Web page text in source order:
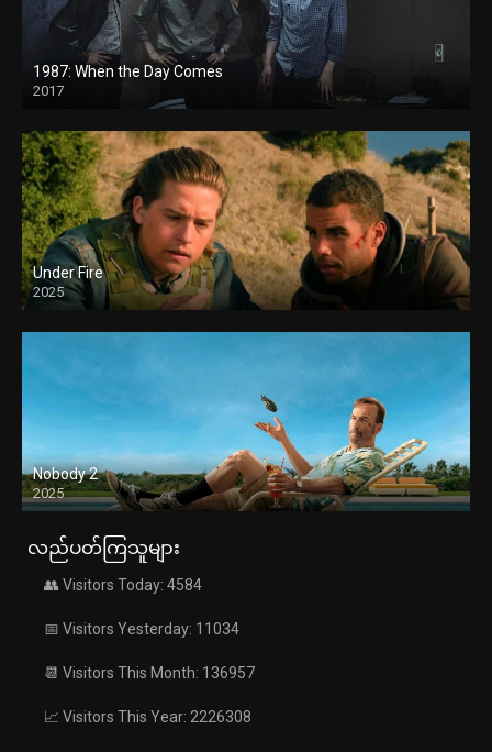
1987: When the Day Comes
2017
Under Fire
2025
Nobody 2
2025
လည်ပတ်ကြသူများ
👥 Visitors Today: 4584
📅 Visitors Yesterday: 11034
📆 Visitors This Month: 136957
📈 Visitors This Year: 2226308